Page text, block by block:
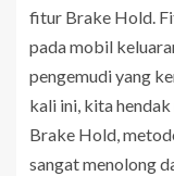
fitur Brake Hold.
pada mobil
pengemudi yang
kali ini, kita
Brake Hold,
sangat menolong